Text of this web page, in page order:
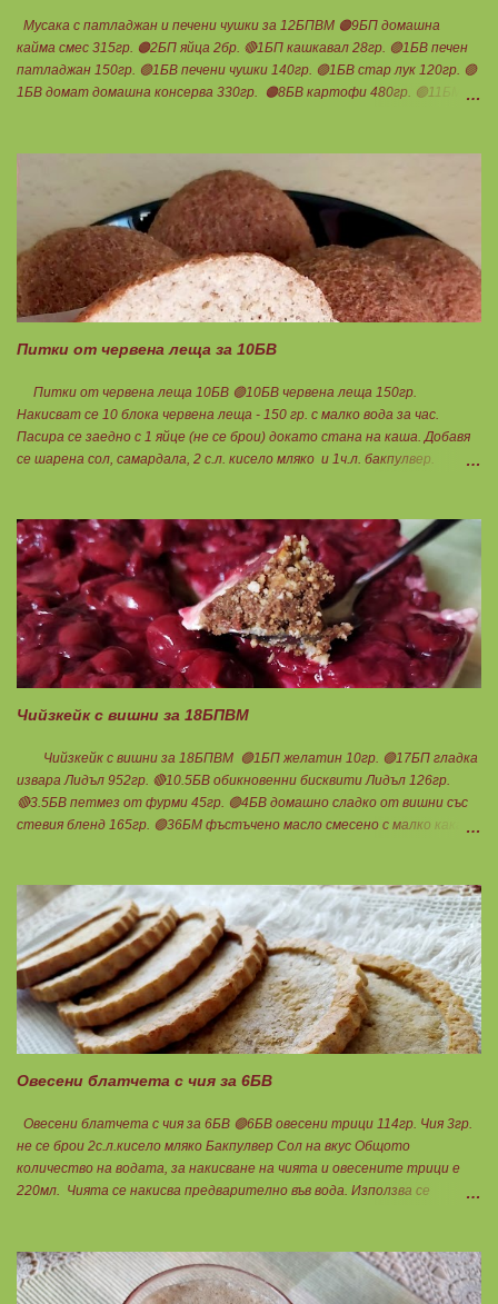
Мусака с патладжан и печени чушки за 12БПВМ 🟠9БП домашна
кайма смес 315гр. 🟠2БП яйца 2бр. 🔴1БП кашкавал 28гр. 🟢1БВ печен
патладжан 150гр. 🟢1БВ печени чушки 140гр. 🟢1БВ стар лук 120гр. 🟢
1БВ домат домашна консерва 330гр. 🟠8БВ картофи 480гр. 🟢11БМ
лука и картофите. Всичко останало с3 нарязва и добавя към сместа.
Пече се до готовност. Заливката е от яйца,кашкавал и 150гр. кисело
мляко. Цялото количество можете да разпределите на порции и да
хапвате както предпочитате. Нека да ни е вкусно заедно! Люси
Питки от червена леща за 10БВ
Питки от червена леща 10БВ 🟢10БВ червена леща 150гр.
Накисват се 10 блока червена леща - 150 гр. с малко вода за час.
Пасира се заедно с 1 яйце (не се брои) докато стана на каша. Добавя
се шарена сол, самардала, 2 с.л. кисело мляко и 1ч.л. бакпулвер.
влажни ръце се оформят 10 еднакви топчета. Пече се в добре
загрята фурна на 200 градуса за 35-40 мин. Всяка питка е 1 блок
въглехидрат. Нека да ни е вкусно заедно! Споделено от Петя Чанева
Чийзкейк с вишни за 18БПВМ
Чийзкейк с вишни за 18БПВМ 🟢1БП желатин 10гр. 🟢17БП гладка
извара Лидъл 952гр. 🔴10.5БВ обикновенни бисквити Лидъл 126гр.
🔴3.5БВ петмез от фурми 45гр. 🟢4БВ домашно сладко от вишни със
стевия бленд 165гр. 🟢36БМ фъстъчено масло смесено с малко какао (
Бисквитките не го предполагат много, но мигвам...Начуках ги по-
едро и смесих с фъстъченото масло. Получи се доволно количество.
Загладих с чашка във формата. Изварата смесих с петмез от фурми и
супена лъжица стевия бленд. Добавих ванилия и разтопения
предварително на водна баня желатин. Веднага изсипах крема върху
бисквитките и прибрах да стегне. Когато е готово добавям
сладкото... Нека да ни е вкусно заедно! Люси
Овесени блатчета с чия за 6БВ
Овесени блатчета с чия за 6БВ 🟢6БВ овесени трици 114гр. Чия 3гр.
не се брои 2с.л.кисело мляко Бакпулвер Сол на вкус Общото
количество на водата, за накисване на чията и овесените трици е
220мл. Чията се накисва предварително във вода. Използва се
че да се разпредели лесно по формичките, 6 на брой. Пече се в
загрята фурна до златисто. Нека да ни е вкусно заедно! Люси